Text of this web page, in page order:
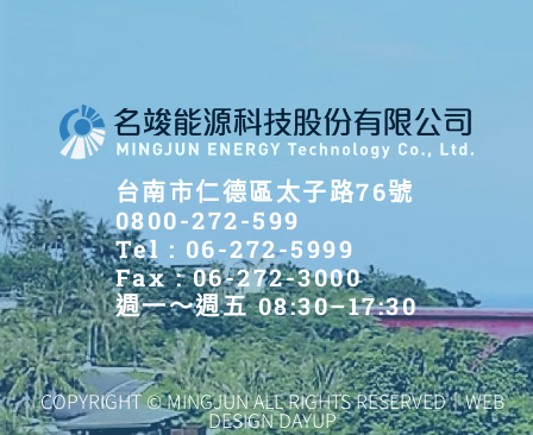
台南市仁德區太子路76號
0800-272-599
Tel : 06-272-5999
Fax : 06-272-3000
週一～週五 08:30–17:30
COPYRIGHT © MINGJUN ALL RIGHTS RESERVED｜WEB
DESIGN DAYUP